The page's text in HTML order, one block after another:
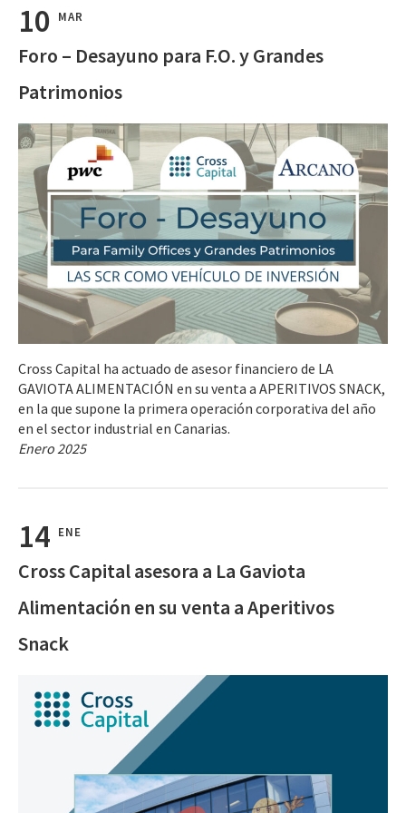
10 MAR
Foro – Desayuno para F.O. y Grandes
Patrimonios
Cross Capital ha actuado de asesor financiero de LA
GAVIOTA ALIMENTACIÓN en su venta a APERITIVOS SNACK,
en la que supone la primera operación corporativa del año
en el sector industrial en Canarias.
Enero 2025
14 ENE
Cross Capital asesora a La Gaviota
Alimentación en su venta a Aperitivos
Snack